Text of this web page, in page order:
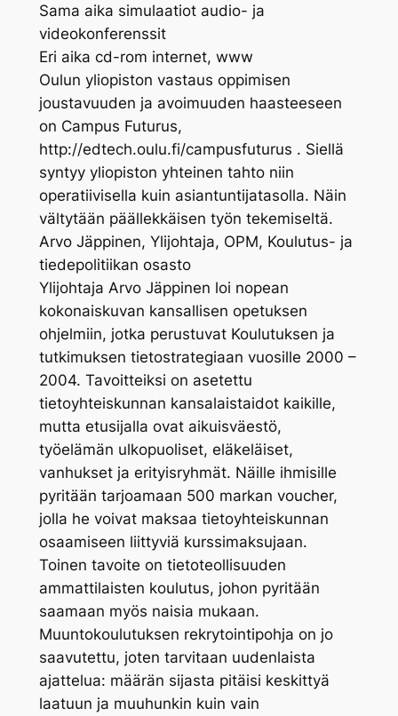
Sama aika simulaatiot audio- ja
videokonferenssit
Eri aika cd-rom internet, www
Oulun yliopiston vastaus oppimisen
joustavuuden ja avoimuuden haasteeseen
on Campus Futurus,
http://edtech.oulu.fi/campusfuturus . Siellä
syntyy yliopiston yhteinen tahto niin
operatiivisella kuin asiantuntijatasolla. Näin
vältytään päällekkäisen työn tekemiseltä.
Arvo Jäppinen, Ylijohtaja, OPM, Koulutus- ja
tiedepolitiikan osasto
Ylijohtaja Arvo Jäppinen loi nopean
kokonaiskuvan kansallisen opetuksen
ohjelmiin, jotka perustuvat Koulutuksen ja
tutkimuksen tietostrategiaan vuosille 2000 –
2004. Tavoitteiksi on asetettu
tietoyhteiskunnan kansalaistaidot kaikille,
mutta etusijalla ovat aikuisväestö,
työelämän ulkopuoliset, eläkeläiset,
vanhukset ja erityisryhmät. Näille ihmisille
pyritään tarjoamaan 500 markan voucher,
jolla he voivat maksaa tietoyhteiskunnan
osaamiseen liittyviä kurssimaksujaan.
Toinen tavoite on tietoteollisuuden
ammattilaisten koulutus, johon pyritään
saamaan myös naisia mukaan.
Muuntokoulutuksen rekrytointipohja on jo
saavutettu, joten tarvitaan uudenlaista
ajattelua: määrän sijasta pitäisi keskittyä
laatuun ja muuhunkin kuin vain